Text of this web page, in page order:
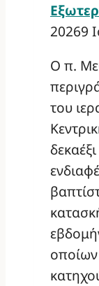
20269
Ο π.
του
οποίων